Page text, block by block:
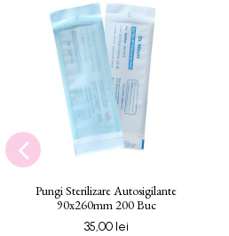
Pungi Sterilizare Autosigilante
90x260mm 200 Buc
35,00 lei